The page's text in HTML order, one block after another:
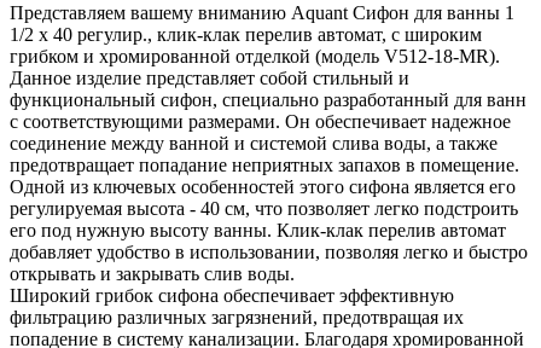
Представляем вашему вниманию Aquant Сифон для ванны 1
1/2 х 40 регулир., клик-клак перелив автомат, с широким
грибком и хромированной отделкой (модель V512-18-MR).
Данное изделие представляет собой стильный и
функциональный сифон, специально разработанный для ванн
с соответствующими размерами. Он обеспечивает надежное
соединение между ванной и системой слива воды, а также
предотвращает попадание неприятных запахов в помещение.
Одной из ключевых особенностей этого сифона является его
регулируемая высота - 40 см, что позволяет легко подстроить
его под нужную высоту ванны. Клик-клак перелив автомат
добавляет удобство в использовании, позволяя легко и быстро
открывать и закрывать слив воды.
Широкий грибок сифона обеспечивает эффективную
фильтрацию различных загрязнений, предотвращая их
попадение в систему канализации. Благодаря хромированной